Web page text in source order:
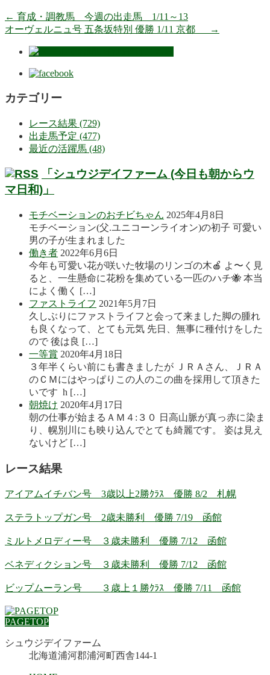
← 育成・調教馬 今週の出走馬 1/11～13
オーヴェルニュ号 五条坂特別 優勝 1/11 京都
→
カテゴリー
レース結果 (729)
出走馬予定 (477)
最近の活躍馬 (48)
「シュウジデイファーム (今日も朝からウ
マ日和)」
モチベーションのおチビちゃん 2025年4月8日
モチベーション(父.ユニコーンライオン)の初子 可愛い
男の子が生まれました
働き者 2022年6月6日
今年も可愛い花が咲いた牧場のリンゴの木🍎 よ〜く見
ると、一生懸命に花粉を集めている一匹のハチ🐝 本当
によく働く […]
ファストライフ 2021年5月7日
久しぶりにファストライフと会って来ました脚の腫れ
も良くなって、とても元気 先日、無事に種付けをした
ので 後は良 […]
一等賞 2020年4月18日
３年半くらい前にも書きましたが ＪＲＡさん、ＪＲＡ
のＣＭにはやっぱりこの人のこの曲を採用して頂きた
いです h […]
朝焼け 2020年4月17日
朝の仕事が始まるＡＭ４:３０ 日高山脈が真っ赤に染ま
り、幌別川にも映り込んでとても綺麗です。 姿は見え
ないけど […]
レース結果
アイアムイチバン号 3歳以上2勝ｸﾗｽ 優勝 8/2 札幌
ステラトップガン号 2歳未勝利 優勝 7/19 函館
ミルトメロディー号 ３歳未勝利 優勝 7/12 函館
ベネディクション号 ３歳未勝利 優勝 7/12 函館
ビップムーラン号 ３歳上１勝ｸﾗｽ 優勝 7/11 函館
PAGETOP
シュウジデイファーム
北海道浦河郡浦河町西舎144-1